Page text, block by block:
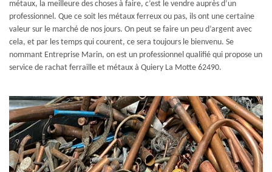
métaux, la meilleure des choses à faire, c’est le vendre auprès d’un
professionnel. Que ce soit les métaux ferreux ou pas, ils ont une certaine
valeur sur le marché de nos jours. On peut se faire un peu d’argent avec
cela, et par les temps qui courent, ce sera toujours le bienvenu. Se
nommant Entreprise Marin, on est un professionnel qualifié qui propose un
service de rachat ferraille et métaux à Quiery La Motte 62490.